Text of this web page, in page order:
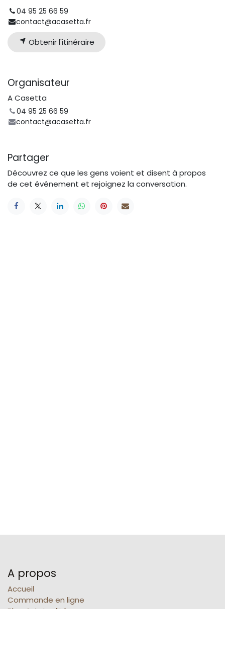
04 95 25 66 59
contact@acasetta.fr
Obtenir l'itinéraire
Organisateur
A Casetta
04 95 25 66 59
contact@acasetta.fr
Partager
Découvrez ce que les gens voient et disent à propos
de cet événement et rejoignez la conversation.
A propos
Accueil
Commande en ligne
Blog & Actualités